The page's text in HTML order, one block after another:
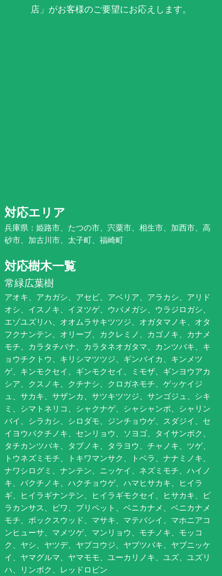
店」がお客様のご要望にお応えします。
対応エリア
兵庫県：姫路市、たつの市、宍粟市、相生市、加西市、高
砂市、加古川市、太子町、福崎町
対応樹木一覧
常緑広葉樹
アオキ、アカガシ、アセビ、アベリア、アラカシ、アリド
オシ、イスノキ、イヌツゲ、ウバメガシ、ウラジロガシ、
エゾユズリハ、オオムラサキツツジ、オガタマノキ、オタ
フクナンテン、オリーブ、カクレミノ、カゴノキ、カナメ
モチ、カラタチバナ、カラタネオガタマ、カンツバキ、キ
ョウチクトウ、キリシマツツジ、ギンバイカ、キンメツ
ゲ、キンモクセイ、ギンモクセイ、ミモザ、ギンヨウアカ
シア、クスノキ、クチナシ、クロガネモチ、ゲッケイジ
ュ、サカキ、サザンカ、サツキツツジ、サンゴジュ、シキ
ミ、シマトネリコ、シャクナゲ、シャシャンポ、シャリン
バイ、シラカシ、シロダモ、ジンチョウゲ、スダジイ、セ
イヨウバクチノキ、センリョウ、ソヨゴ、タイサンボク、
タチカンツバキ、タブノキ、タラヨウ、チャノキ、ツゲ、
トウネズミモチ、トキワマンサク、トベラ、ナナミノキ、
ナワシログミ、ナンテン、ニッケイ、ネズミモチ、ハイノ
キ、バクチノキ、ハクチョウゲ、ハマヒサカキ、ヒイラ
ギ、ヒイラギナンテン、ヒイラギモクセイ、ヒサカキ、ピ
ラカンサス、ビワ、プリペット、ベニカナメ、ベニカナメ
モチ、ボックスウッド、マサキ、マテバシイ、マホニアコ
ンヒューサ、マメツゲ、マンリョウ、モチノキ、モッコ
ク、ヤシ、ヤツデ、ヤブコウジ、ヤブツバキ、ヤブニッケ
イ、ヤマグルマ、ヤマモモ、ユーカリノキ、ユズ、ユズリ
ハ、リンボク、レッドロビン